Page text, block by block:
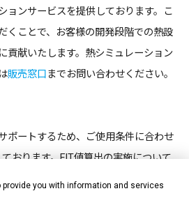
ョンサービスを提供しております。こ
くことで、お客様の開発段階での熱設
貢献いたします。熱シミュレーション
販売窓口 までお問い合わせください。
ポートするため、ご使用条件に合わせ
おります。FIT値算出の実施について
せください。
you with information and services